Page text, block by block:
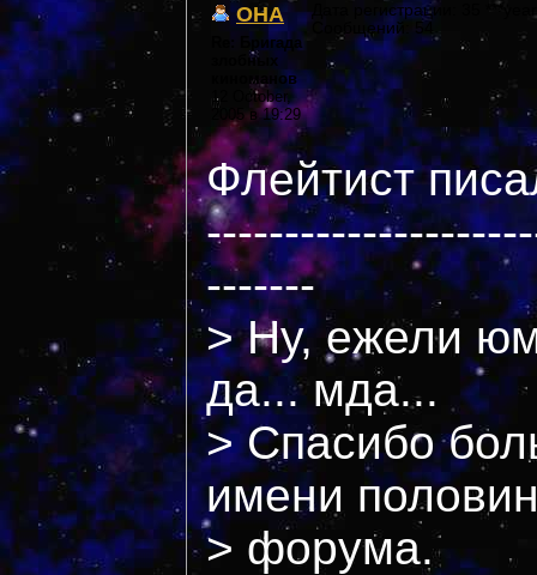
OHA
Re: Бригада
злобных
киноманов
12 October,
2005 в 19:29
Дата регистрации: 35
Сообщений: 54
Флейтист
-------
> Ну, ежели
да... мда...
> Спасибо
имени
> форума.